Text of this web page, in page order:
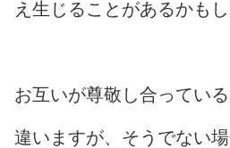
え生じることがあるかもし
お互いが尊敬し合ってい
違いますが、そうでない場